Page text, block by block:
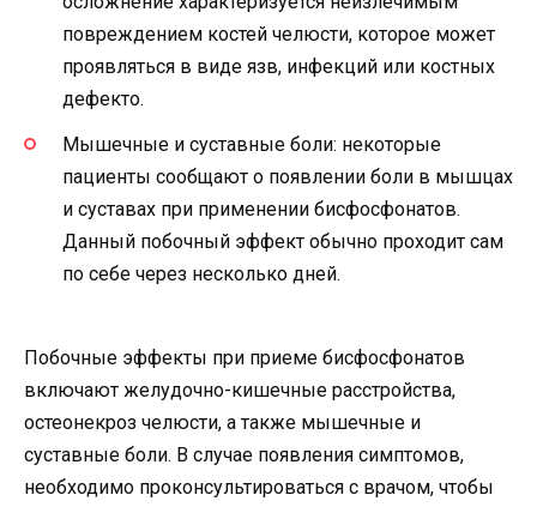
повреждением костей челюсти, которое может
проявляться в виде язв, инфекций или костных
дефекто.
Мышечные и суставные боли: некоторые
пациенты сообщают о появлении боли в мышцах
и суставах при применении бисфосфонатов.
Данный побочный эффект обычно проходит сам
по себе через несколько дней.
Побочные эффекты при приеме бисфосфонатов
включают желудочно-кишечные расстройства,
остеонекроз челюсти, а также мышечные и
суставные боли. В случае появления симптомов,
необходимо проконсультироваться с врачом, чтобы